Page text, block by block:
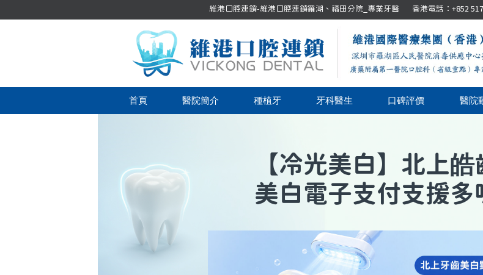
維港口腔連鎖-維港口腔連鎖羅湖、福田分院_專業牙醫 香港電話：+852
首頁 醫院簡介 種植牙 牙科醫生 口碑評價 醫院
【冷光美白】 北上皓
美白電子支付支援多